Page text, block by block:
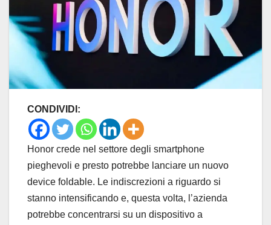
CONDIVIDI:
Honor crede nel settore degli smartphone
pieghevoli e presto potrebbe lanciare un nuovo
device foldable. Le indiscrezioni a riguardo si
stanno intensificando e, questa volta, l’azienda
potrebbe concentrarsi su un dispositivo a